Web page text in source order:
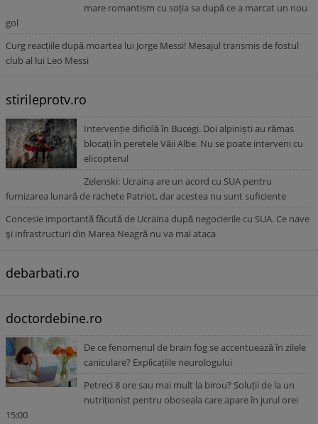
mare romantism cu soția sa după ce a marcat un nou
gol
Curg reacțiile după moartea lui Jorge Messi! Mesajul transmis de fostul
club al lui Leo Messi
stirileprotv.ro
Intervenție dificilă în Bucegi. Doi alpiniști au rămas
blocați în peretele Văii Albe. Nu se poate interveni cu
elicopterul
Zelenski: Ucraina are un acord cu SUA pentru
furnizarea lunară de rachete Patriot, dar acestea nu sunt suficiente
Concesie importantă făcută de Ucraina după negocierile cu SUA. Ce nave
şi infrastructuri din Marea Neagră nu va mai ataca
debarbati.ro
doctordebine.ro
De ce fenomenul de brain fog se accentuează în zilele
caniculare? Explicațiile neurologului
Petreci 8 ore sau mai mult la birou? Soluții de la un
nutriționist pentru oboseala care apare în jurul orei
15:00